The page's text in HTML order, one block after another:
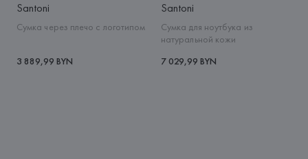
Santoni
Сумка через плечо с логотипом
3 889,99 BYN
Santoni
Сумка для ноутбука из
натуральной кожи
7 029,99 BYN